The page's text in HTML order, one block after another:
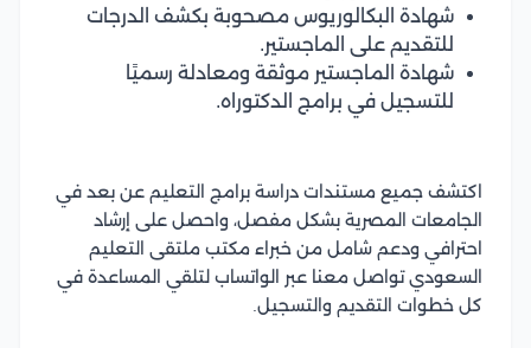
شهادة البكالوريوس مصحوبة بكشف الدرجات
للتقديم على الماجستير.
شهادة الماجستير موثقة ومعادلة رسميًا
للتسجيل في برامج الدكتوراه.
اكتشف جميع مستندات دراسة برامج التعليم عن بعد في
الجامعات المصرية بشكل مفصل، واحصل على إرشاد
احترافي ودعم شامل من خبراء مكتب ملتقى التعليم
السعودي تواصل معنا عبر الواتساب لتلقي المساعدة في
كل خطوات التقديم والتسجيل.